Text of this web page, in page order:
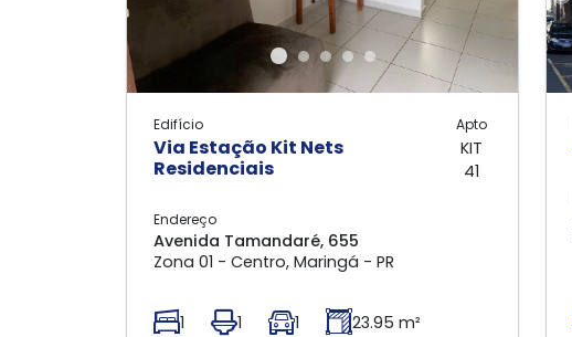
Edifício
Via Estação Kit Nets
Residenciais
Apto
KIT
41
Endereço
Avenida Tamandaré, 655
Zona 01 - Centro, Maringá - PR
1 1 1 23.95 m²